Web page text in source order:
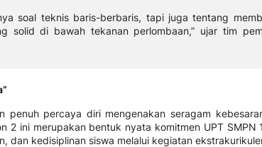
soal teknis baris-berbaris, tapi juga tentang
solid di bawah tekanan perlombaan,” ujar tim
penuh percaya diri mengenakan seragam
2 ini merupakan bentuk nyata komitmen UPT SMPN
dan kedisiplinan siswa melalui kegiatan